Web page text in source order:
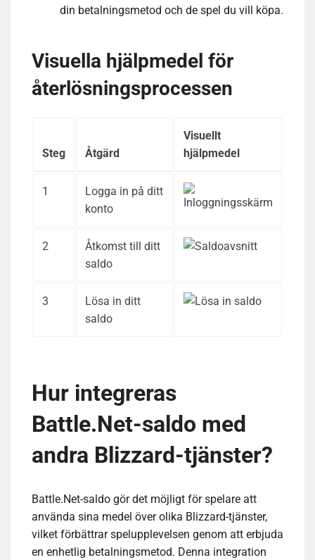
din betalningsmetod och de spel du vill köpa.
Visuella hjälpmedel för
återlösningsprocessen
Steg Åtgärd
Visuellt
hjälpmedel
1
Logga in på ditt
konto
2
Åtkomst till ditt
saldo
3
Lösa in ditt
saldo
Hur integreras
Battle.Net-saldo med
andra Blizzard-tjänster?
Battle.Net-saldo gör det möjligt för spelare att
använda sina medel över olika Blizzard-tjänster,
vilket förbättrar spelupplevelsen genom att erbjuda
en enhetlig betalningsmetod. Denna integration